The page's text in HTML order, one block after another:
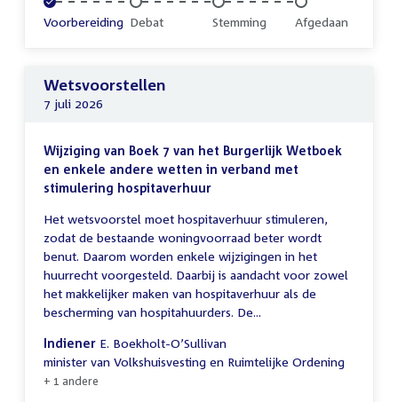
Voltooid:
Voorbereiding Onvoltooid:
Debat Onvoltooid:
Stemming Onvoltooid:
Afgedaan
Wetsvoorstellen
7 juli 2026
Wijziging van Boek 7 van het Burgerlijk Wetboek
en enkele andere wetten in verband met
stimulering hospitaverhuur
Het wetsvoorstel moet hospitaverhuur stimuleren,
zodat de bestaande woningvoorraad beter wordt
benut. Daarom worden enkele wijzigingen in het
huurrecht voorgesteld. Daarbij is aandacht voor zowel
het makkelijker maken van hospitaverhuur als de
bescherming van hospitahuurders. De...
Indiener E. Boekholt-O’Sullivan
minister van Volkshuisvesting en Ruimtelijke Ordening
+ 1 andere